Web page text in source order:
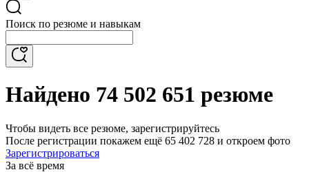
Поиск по резюме и навыкам
Найдено 74 502 651 резюме
Чтобы видеть все резюме, зарегистрируйтесь
После регистрации покажем ещё 65 402 728 и откроем фото
Зарегистрироваться
За всё время